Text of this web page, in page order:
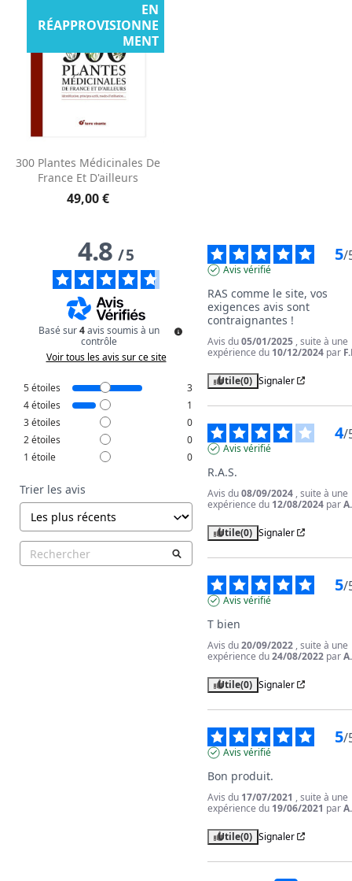
300 Plantes Médicinales De
France Et D'ailleurs
49,00 €
EN
RÉAPPROVISIONNE
MENT
4.8/5
Basé sur4avis soumis à un
contrôle
Voir tous les avis sur ce site
5étoiles
3
4étoiles
1
3étoiles
0
2étoiles
0
1 étoile 0
Trier les avis
5/
Avis vérifié
RAS comme le site, vos
exigences avis sont
contraignantes !
Avis du05/01/2025 , suite à une
expérience du 10/12/2024 par
Utile(0) Signaler
4/
Avis vérifié
R.A.S.
Avis du08/09/2024 , suite à une
expérience du 12/08/2024 par
Utile(0) Signaler
5/
Avis vérifié
T bien
Avis du20/09/2022 , suite à une
expérience du24/08/2022 par
Utile(0) Signaler
5/
Avis vérifié
Bon produit.
Avis du 17/07/2021 , suite à une
expérience du 19/06/2021 par
Utile(0) Signaler